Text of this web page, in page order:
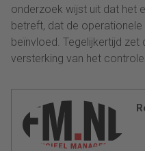
onderzoek wijst uit dat het
betreft, dat de
beïnvloed. Tegelijkertijd
versterking van het